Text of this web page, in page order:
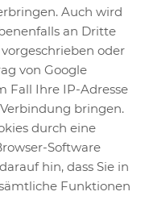
Auch wird
an Dritte
oder
von Google
Fall Ihre IP-Adresse
bringen.
durch eine
Software
hin, dass Sie in
Funktionen